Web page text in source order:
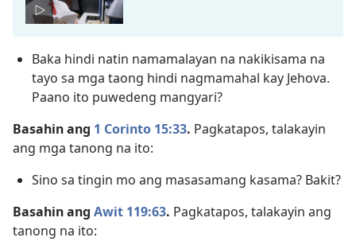
Baka hindi natin namamalayan na nakikisama na
tayo sa mga taong hindi nagmamahal kay Jehova.
Paano ito puwedeng mangyari?
Basahin ang 1 Corinto 15:33. Pagkatapos, talakayin
ang mga tanong na ito:
Sino sa tingin mo ang masasamang kasama? Bakit?
Basahin ang Awit 119:63. Pagkatapos, talakayin ang
tanong na ito: